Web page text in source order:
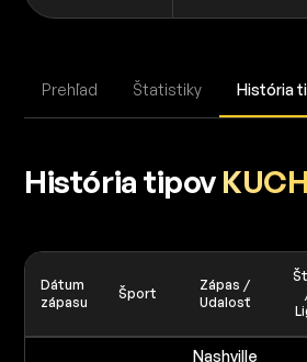
Prehľad Štatistiky História
História tipov
Dátum
zápasu
Šport
Zápas /
Udalosť
Nashville